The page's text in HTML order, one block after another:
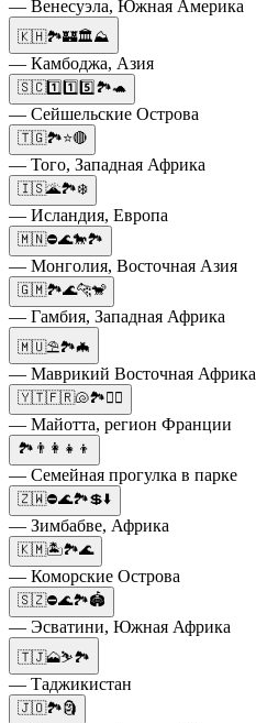
— Венесуэла, Южная Америка
🇰🇭🏞️🏰🏛️⛰️
— Камбоджа, Азия
🇸🇨1️⃣1️⃣5️⃣🏞️🐢
— Сейшельские Острова
🇹🇬🏞️⭐🔴
— Того, Западная Африка
🇮🇸🌋🏞️❄️
— Исландия, Европа
🇲🇳⛔🌊🐎🏞️
— Монголия, Восточная Азия
🇬🇲🏞️🌊🐆🐒
— Гамбия, Западная Африка
🇲🇺⛱️🏞️🦇
— Маврикий Восточная Африка
🇾🇹🇫🇷🐚🏞️🏄‍♂️
— Майотта, регион Франции
🏞️👨‍👩‍👧‍👦
— Семейная прогулка в парке
🇿🇼⛔🌊🏞️💲⬇️
— Зимбабве, Африка
🇰🇲🏝️🏞️🌊
— Коморские Острова
🇸🇿⛔🌊🏞️🏟️
— Эсватини, Южная Африка
🇹🇯🗻⛷️🏞️
— Таджикистан
🇯🇴🏞️🗿